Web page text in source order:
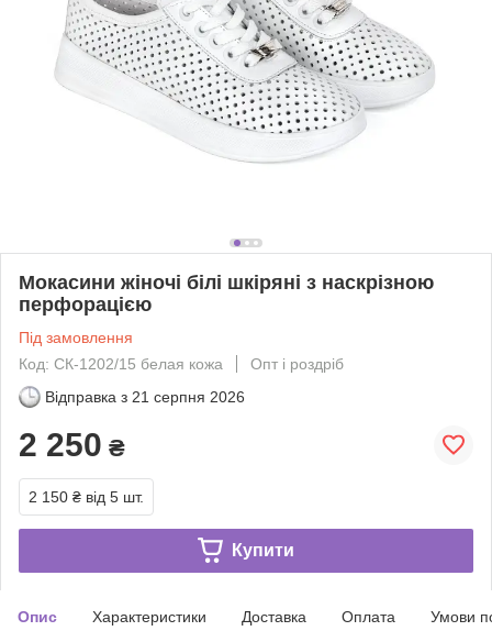
Мокасини жіночі білі шкіряні з наскрізною
перфорацією
Під замовлення
Код: СК-1202/15 белая кожа
Опт і роздріб
Відправка з 21 серпня 2026
2 250 ₴
2 150 ₴ від 5 шт.
Купити
Опис Характеристики Доставка Оплата Умови